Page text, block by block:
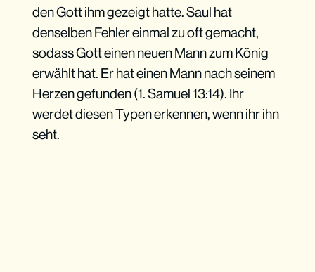
den Gott ihm gezeigt hatte. Saul hat
denselben Fehler einmal zu oft gemacht,
sodass Gott einen neuen Mann zum König
erwählt hat. Er hat einen Mann nach seinem
Herzen gefunden (1. Samuel 13:14). Ihr
werdet diesen Typen erkennen, wenn ihr ihn
seht.